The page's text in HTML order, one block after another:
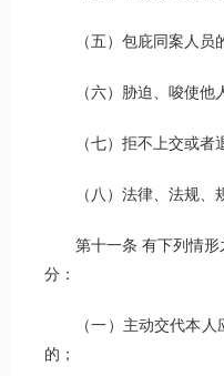
（五）包庇同案人员
（六）胁迫、唆使他人
（七）拒不上交或者退
（八）法律、法规、规
第十一条 有下列情形
分：
（一）主动交代本人
的；